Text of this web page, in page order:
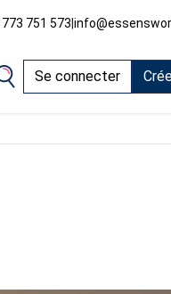
751 573|
Se connecter